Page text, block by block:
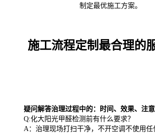
制定最优施工方案。
施工流程定制最合理的
疑问解答治理过程中的：时间、效果、注
Q:化大阳光甲醛检测前有什么要求？
A：治理现场打扫干净，不开空调不使用任